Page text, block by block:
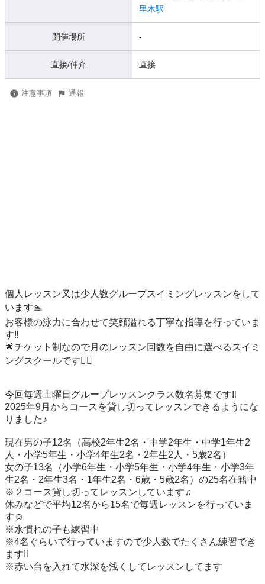
里木駅
開催場所 -
直接/仲介 直接
注意事項 通報
個人レッスン又は少人数グループスイミングレッスンをして
います🏊
お客様の泳力に合わせて笑顔溢れる丁寧な指導を行っていま
す‼️
🌟チケット制なので月のレッスン回数を自由に選べるスイミ
ングスクールです🏊‍♀️
今回毎週土曜日グループレッスンクラス数名募集です‼️
2025年9月からコースを貸し切ってレッスンできるようにな
りました♪
現在男の子12名（高校2年生2名・中学2年生・中学1年生2
人・小学5年生・小学4年生2名・2年生2人・5歳2名）
女の子13名（小学6年生・小学5年生・小学4年生・小学3年
生2名・2年生3名・1年生2名・6歳・5歳2名）の25名在籍中
※２コース貸し切ってレッスンしています♫
休みなどで平均12名から15名で毎週レッスンを行っていま
す☺️
※水慣れの子も練習中
※4名ぐらいで行っていますので少人数でたくさん練習でき
ます‼️
※赤い台を入れて水深を浅くしてレッスンしてます